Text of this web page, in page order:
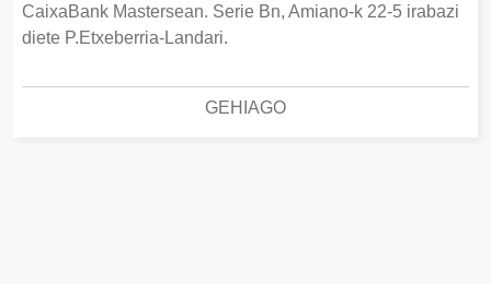
CaixaBank Mastersean. Serie Bn, Amiano-k 22-5 irabazi
diete P.Etxeberria-Landari.
GEHIAGO